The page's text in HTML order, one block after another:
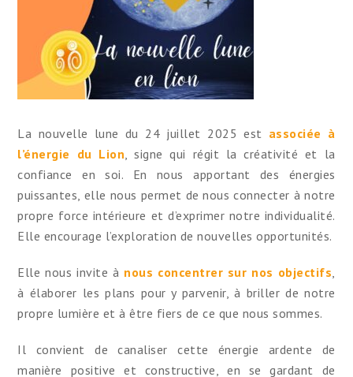
La nouvelle lune du 24 juillet 2025 est associée à
l’énergie du Lion, signe qui régit la créativité et la
confiance en soi. En nous apportant des énergies
puissantes, elle nous permet de nous connecter à notre
propre force intérieure et d’exprimer notre individualité.
Elle encourage l’exploration de nouvelles opportunités.
Elle nous invite à nous concentrer sur nos objectifs,
à élaborer les plans pour y parvenir, à briller de notre
propre lumière et à être fiers de ce que nous sommes.
Il convient de canaliser cette énergie ardente de
manière positive et constructive, en se gardant de